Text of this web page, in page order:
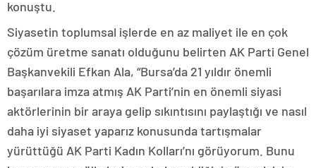
konuştu.
Siyasetin toplumsal işlerde en az maliyet ile en çok
çözüm üretme sanatı olduğunu belirten AK Parti Genel
Başkanvekili Efkan Ala, “Bursa’da 21 yıldır önemli
başarılara imza atmış AK Parti’nin en önemli siyasi
aktörlerinin bir araya gelip sıkıntısını paylaştığı ve nasıl
daha iyi siyaset yaparız konusunda tartışmalar
yürüttüğü AK Parti Kadın Kolları’nı görüyorum. Bunu